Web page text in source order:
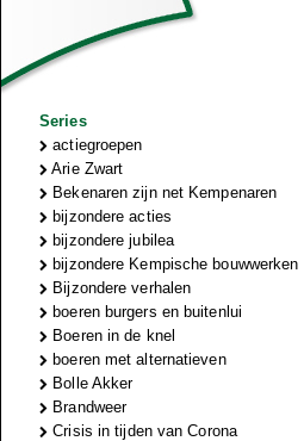
Series
actiegroepen
Arie Zwart
Bekenaren zijn net Kempenaren
bijzondere acties
bijzondere jubilea
bijzondere Kempische bouwwerken
Bijzondere verhalen
boeren burgers en buitenlui
Boeren in de knel
boeren met alternatieven
Bolle Akker
Brandweer
Crisis in tijden van Corona